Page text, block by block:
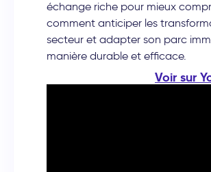
échange riche pour mieux
comment anticiper les
secteur et adapter son parc
manière durable et efficace.
Voir sur